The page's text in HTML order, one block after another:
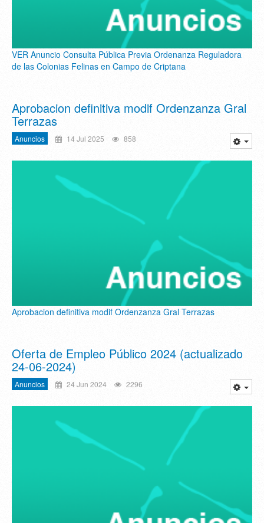
VER Anuncio Consulta Pública Previa Ordenanza Reguladora
de las Colonias Felinas en Campo de Criptana
Aprobacion definitiva modif Ordenzanza Gral
Terrazas
Anuncios 14 Jul 2025 858
Aprobacion definitiva modif Ordenzanza Gral Terrazas
Oferta de Empleo Público 2024 (actualizado
24-06-2024)
Anuncios 24 Jun 2024 2296